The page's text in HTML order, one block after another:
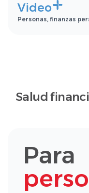
Video
Personas, finanzas
Salud
Para